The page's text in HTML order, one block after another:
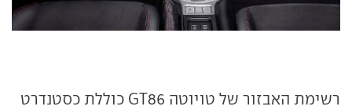
רשימת האבזור של טויוטה GT86 כוללת כסטנדרט